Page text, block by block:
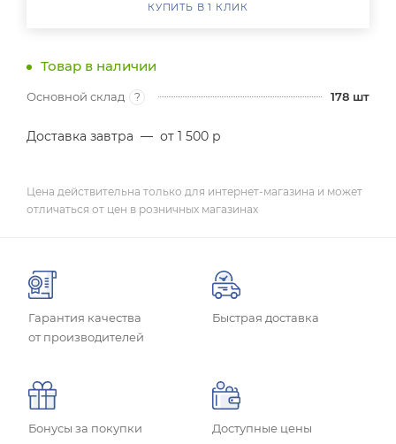
КУПИТЬ В 1 КЛИК
Товар в наличии
Основной склад ? 178 шт
Доставка завтра — от 1 500 р
Цена действительна только для интернет-магазина и может
отличаться от цен в розничных магазинах
Гарантия качества
от производителей
Быстрая доставка
Бонусы за покупки Доступные цены